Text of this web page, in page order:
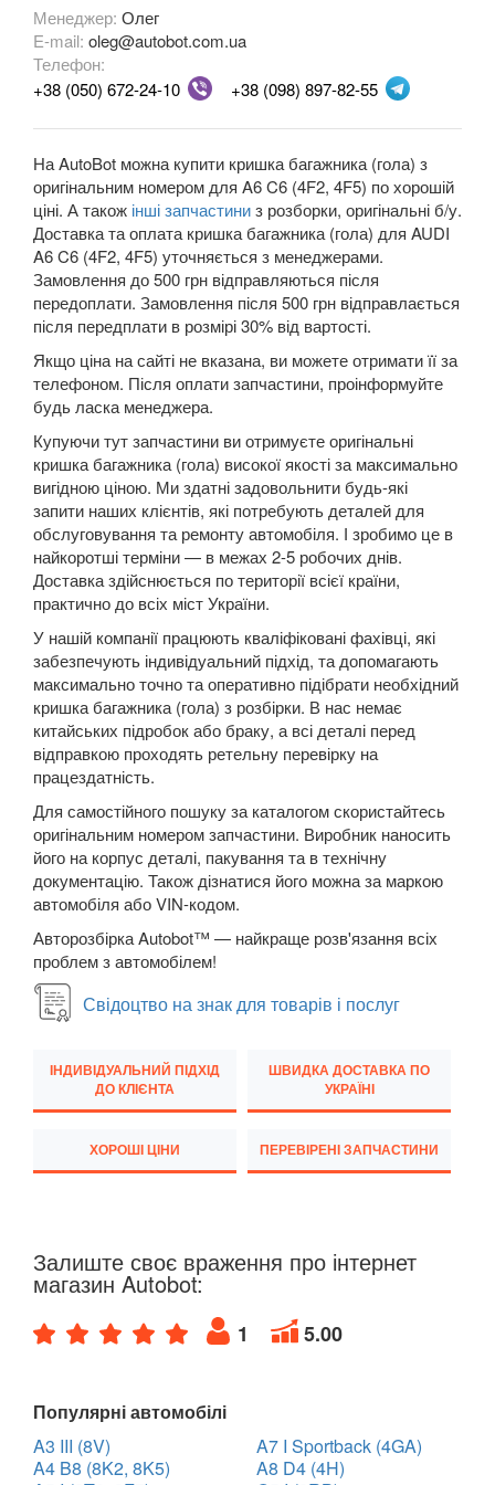
Q7 I (4L)
Q7 II (4M)
TT I (8N3, 8N9)
TT II (8J3, 8J9)
TT III (FV3, FV9)
BMW keyboard_arrow_down
FIAT keyboard_arrow_down
FORD
HONDA
HYUNDAI keyboard_arrow_down
JAGUAR
JEEP
KIA keyboard_arrow_down
LANCIA
LAND ROVER
LEXUS keyboard_arrow_down
MG
MASERATI
MAZDA keyboard_arrow_down
MERCEDES-BENZ
MITSUBISHI
PORSCHE
RENAULT
SAAB
SEAT
Менеджер: Олег
E-mail: oleg@autobot.com.ua
Телефон:
+38 (050) 672-24-10
+38 (098) 897-82-55
На AutoBot можна купити кришка багажника (гола) з
оригінальним номером для A6 C6 (4F2, 4F5) по хорошій
ціні. А також інші запчастиниз розборки, оригінальні б/у.
Доставка та оплата кришка багажника (гола) для AUDI
A6 C6 (4F2, 4F5) уточняється з менеджерами.
Замовлення до 500 грн відправляються після
передоплати. Замовлення після 500 грн відправлається
після передплати в розмірі 30% від вартості.
Якщо ціна на сайті не вказана, ви можете отримати її за
телефоном. Після оплати запчастини, проінформуйте
будь ласка менеджера.
Купуючи тут запчастини ви отримуєте оригінальні
кришка багажника (гола) високої якості за максимально
вигідною ціною. Ми здатні задовольнити будь-які
запити наших клієнтів, які потребують деталей для
обслуговування та ремонту автомобіля. І зробимо це в
найкоротші терміни — в межах 2-5 робочих днів.
Доставка здійснюється по території всієї країни,
практично до всіх міст України.
У нашій компанії працюють кваліфіковані фахівці, які
забезпечують індивідуальний підхід, та допомагають
максимально точно та оперативно підібрати необхідний
кришка багажника (гола) з розбірки. В нас немає
китайських підробок або браку, а всі деталі перед
відправкою проходять ретельну перевірку на
працездатність.
Для самостійного пошуку за каталогом скористайтесь
оригінальним номером запчастини. Виробник наносить
його на корпус деталі, пакування та в технічну
документацію. Також дізнатися його можна за маркою
автомобіля або VIN-кодом.
Авторозбірка Autobot™ — найкраще розв'язання всіх
проблем з автомобілем!
Свідоцтво на знак для товарів і послуг
ІНДИВІДУАЛЬНИЙ ПІДХІД
ДО КЛІЄНТА
ШВИДКА ДОСТАВКА ПО
УКРАЇНІ
ХОРОШІ ЦІНИ ПЕРЕВІРЕНІ ЗАПЧАСТИНИ
Залиште своє враження про інтернет
магазин Autobot:
1 5.00
Популярні автомобілі
A3 III (8V)
A4 B8 (8K2, 8K5)
A7 I Sportback (4GA)
A8 D4 (4H)